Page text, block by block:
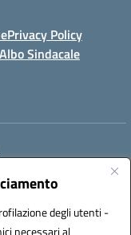
degli utenti -
necessari al
Privacy Policy
Albo Sindacale